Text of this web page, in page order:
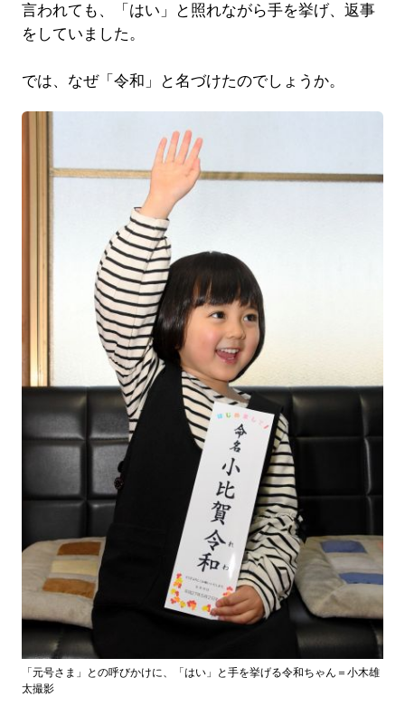
言われても、「はい」と照れながら手を挙げ、返事
をしていました。
では、なぜ「令和」と名づけたのでしょうか。
「元号さま」との呼びかけに、「はい」と手を挙げる令和ちゃん＝小木雄
太撮影